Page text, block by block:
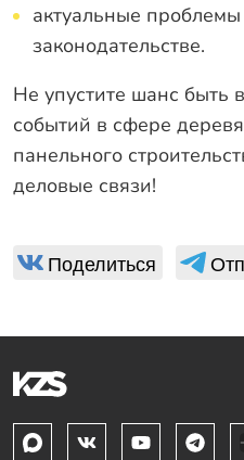
актуальные
законодательстве.
Не упустите шанс быть
событий в сфере
панельного
деловые связи!
Поделиться